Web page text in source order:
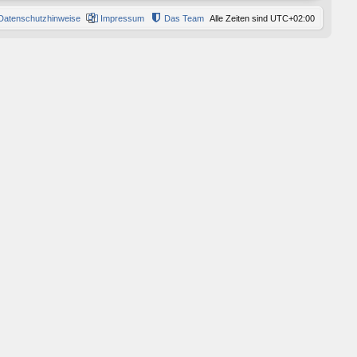
Alle Zeiten sind UTC+02:00
Das Team
Impressum